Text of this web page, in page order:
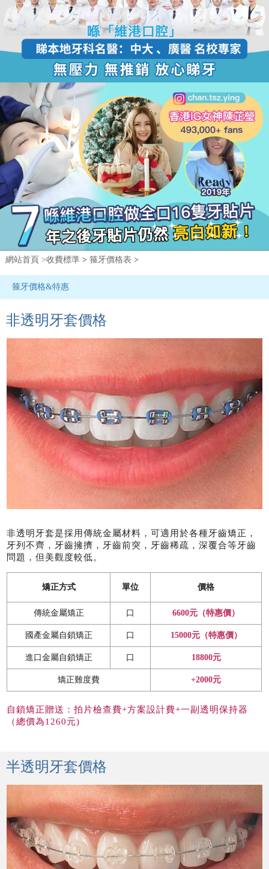
網站首頁 >收費標準> 箍牙價格表 >
箍牙價格&特惠
非透明牙套價格
非透明牙套是採用傳統金屬材料，可適用於各種牙齒矯正，
牙列不齊，牙齒擁擠，牙齒前突，牙齒稀疏，深覆合等牙齒
問題，但美觀度較低。
矯正方式 單位 價格
傳統金屬矯正 口 6600元（特惠價）
國產金屬自鎖矯正 口 15000元（特惠價）
進口金屬自鎖矯正 口 18800元
矯正難度費 +2000元
自鎖矯正贈送：拍片檢查費+方案設計費+一副透明保持器
（總價為1260元)
半透明牙套價格